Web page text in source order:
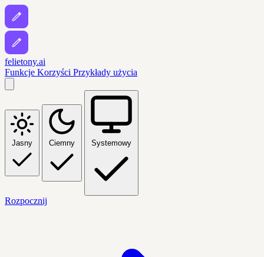
felietony.ai
Funkcje Korzyści Przykłady użycia
Jasny Ciemny Systemowy
Rozpocznij